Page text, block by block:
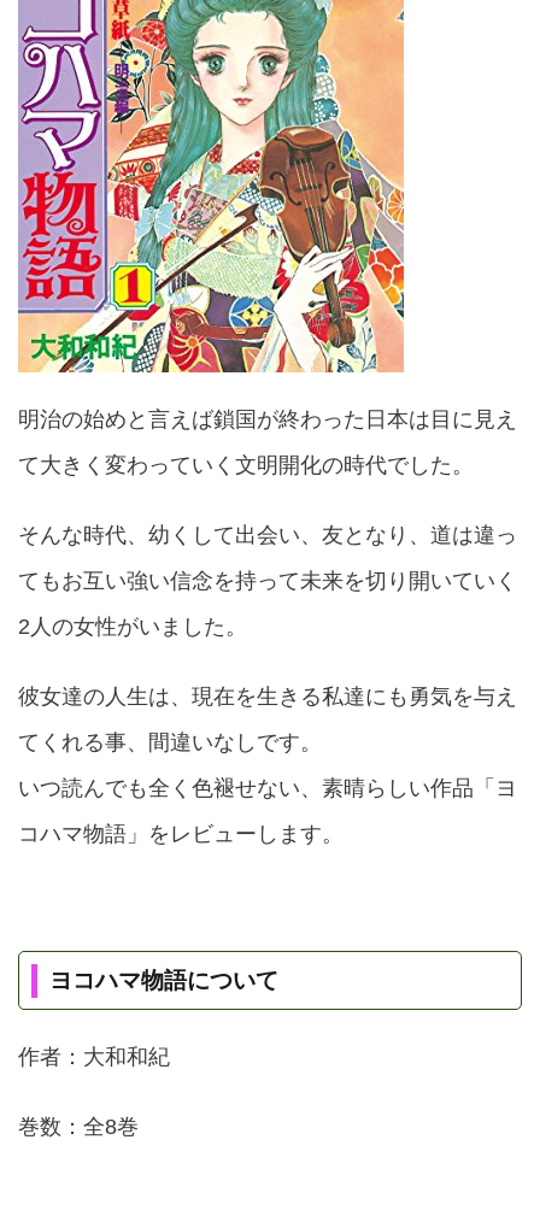
明治の始めと言えば鎖国が終わった日本は目に見え
て大きく変わっていく文明開化の時代でした。
そんな時代、幼くして出会い、友となり、道は違っ
てもお互い強い信念を持って未来を切り開いていく
2人の女性がいました。
彼女達の人生は、現在を生きる私達にも勇気を与え
てくれる事、間違いなしです。
いつ読んでも全く色褪せない、素晴らしい作品「ヨ
コハマ物語」をレビューします。
ヨコハマ物語について
作者：大和和紀
巻数：全8巻